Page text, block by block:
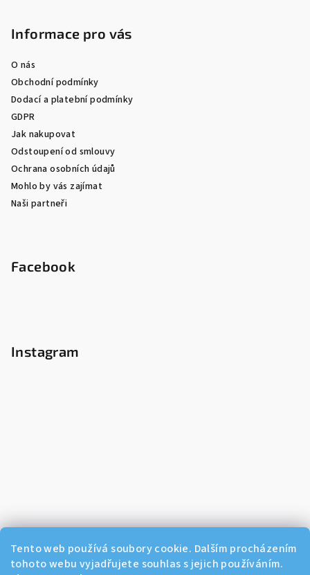
Tento web používá soubory cookie. Dalším procházením
tohoto webu vyjadřujete souhlas s jejich používáním.
Informace pro vás
O nás
Obchodní podmínky
Dodací a platební podmínky
GDPR
Jak nakupovat
Odstoupení od smlouvy
Ochrana osobních údajů
Mohlo by vás zajímat
Naši partneři
Facebook
Instagram